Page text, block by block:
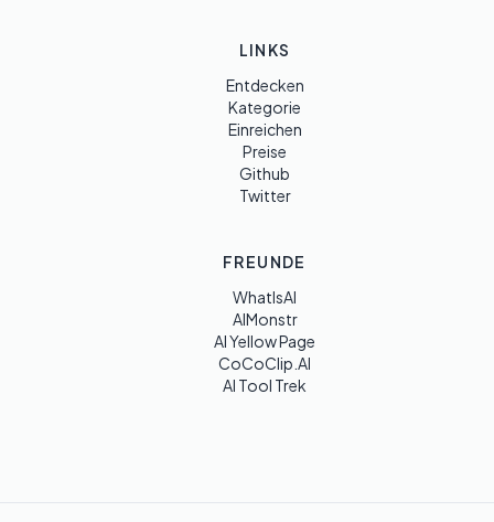
LINKS
Entdecken
Kategorie
Einreichen
Preise
Github
Twitter
FREUNDE
WhatIsAI
AIMonstr
AI Yellow Page
CoCoClip.AI
AI Tool Trek